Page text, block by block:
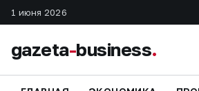
1 июня 2026
gazeta-business.